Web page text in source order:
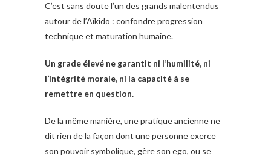
C’est sans doute l’un des grands malentendus
autour de l’Aïkido : confondre progression
technique et maturation humaine.
Un grade élevé ne garantit ni l’humilité, ni
l’intégrité morale, ni la capacité à se
remettre en question.
De la même manière, une pratique ancienne ne
dit rien de la façon dont une personne exerce
son pouvoir symbolique, gère son ego, ou se